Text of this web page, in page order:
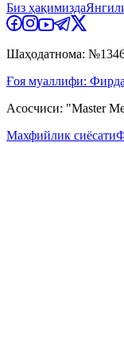
Биз ҳақимизда
Шаҳодатнома: №1346
Ғоя муаллифи:
Асосчиси: "Master
Махфийлик сиёсати